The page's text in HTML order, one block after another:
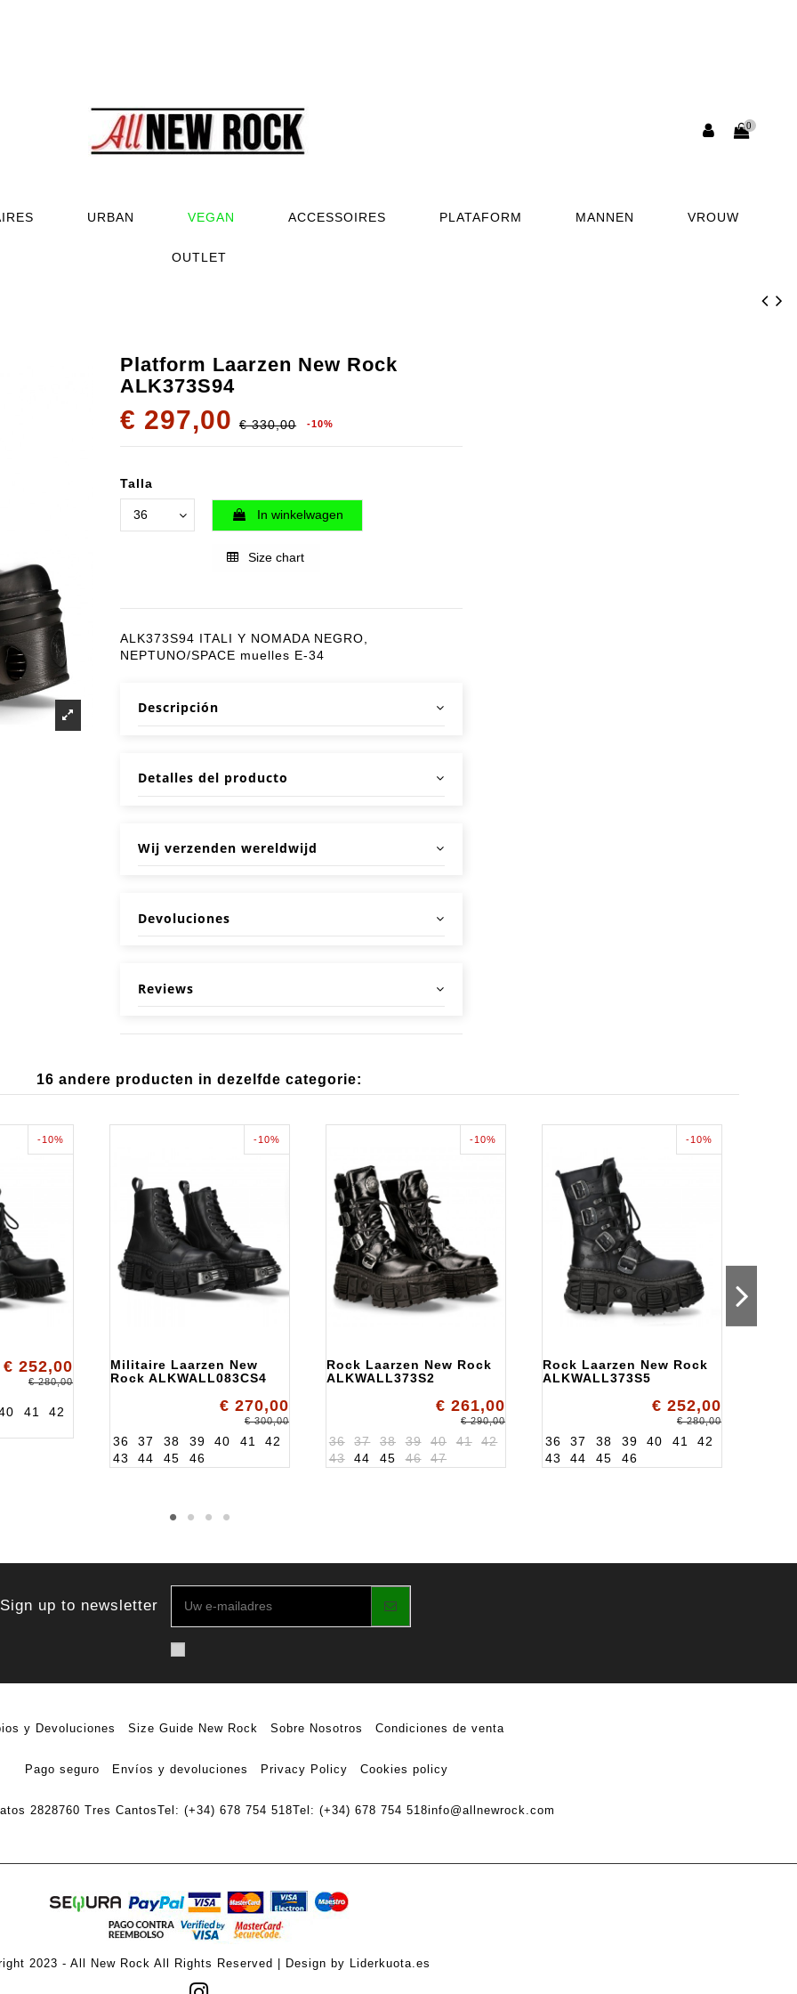
0
URBAN VEGAN ACCESSOIRES PLATAFORM MANNEN VROUW
OUTLET
Platform Laarzen New Rock
ALK373S94
€ 297,00 € 330,00 -10%
Talla
In winkelwagen
Size chart
ALK373S94 ITALI Y NOMADA NEGRO,
NEPTUNO/SPACE muelles E-34
Descripción
Detalles del producto
Wij verzenden wereldwijd
Devoluciones
Reviews
16 andere producten in dezelfde categorie:
-10%
€ 252,00
€ 280,00
41 42
-10%
Militaire Laarzen New
Rock ALKWALL083CS4
€ 270,00
€ 300,00
36 37 38 39 40 41
42
43
44 45 46
-10%
Rock Laarzen New Rock
ALKWALL373S2
€ 261,00
€ 290,00
36 37 38 39 40 41
42
43
44 45 46 47
-10%
Rock Laarzen New Rock
ALKWALL373S5
€ 252,00
€ 280,00
36 37 38 39 40 41
42
43
44 45 46
Sign up to newsletter
y Devoluciones Size Guide New Rock Sobre Nosotros Condiciones de venta
Pago seguro Envíos y devoluciones Privacy Policy Cookies policy
2828760 Tres CantosTel: (+34) 678 754 518Tel: (+34) 678 754 518info@allnewrock.com
2023 - All New Rock All Rights Reserved | Design by Liderkuota.es